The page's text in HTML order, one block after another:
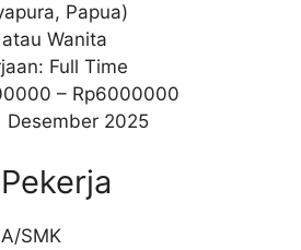
Papua)
Wanita
Full Time
– Rp6000000
Desember 2025
SMK